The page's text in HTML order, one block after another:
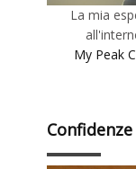
La mia
My Peak
Confidenze